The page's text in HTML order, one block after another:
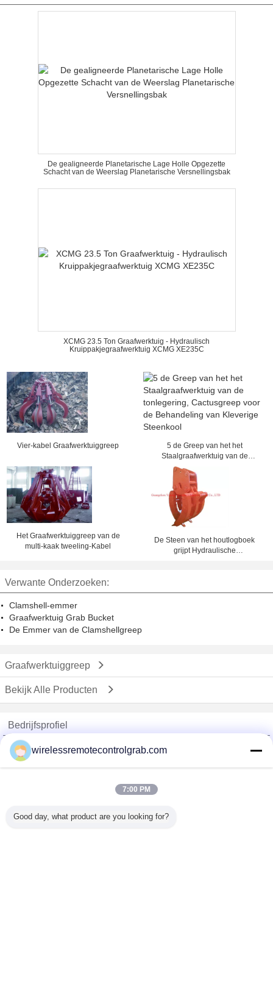
De gealigneerde Planetarische Lage Holle Opgezette
Schacht van de Weerslag Planetarische Versnellingsbak
XCMG 23.5 Ton Graafwerktuig - Hydraulisch
Kruippakjegraafwerktuig XCMG XE235C
Vier-kabel Graafwerktuiggreep
5 de Greep van het het
Staalgraafwerktuig van de
tonlegering, Cactusgreep voor de
Behandeling van Kleverige
Steenkool
Het Graafwerktuiggreep van de
multi-kaak tweeling-Kabel
De Steen van het houtlogboek
grijpt Hydraulische
Verwante Onderzoeken:
Clamshell-emmer
Graafwerktuig Grab Bucket
De Emmer van de Clamshellgreep
Graafwerktuiggreep
Bekijk Alle Producten
Bedrijfsprofiel
China Remote Control Grab Online Market
Verified Leveranciers
Verified Suplier
wirelessremotecontrolgrab.com
7:00 PM
Good day, what product are you looking for?